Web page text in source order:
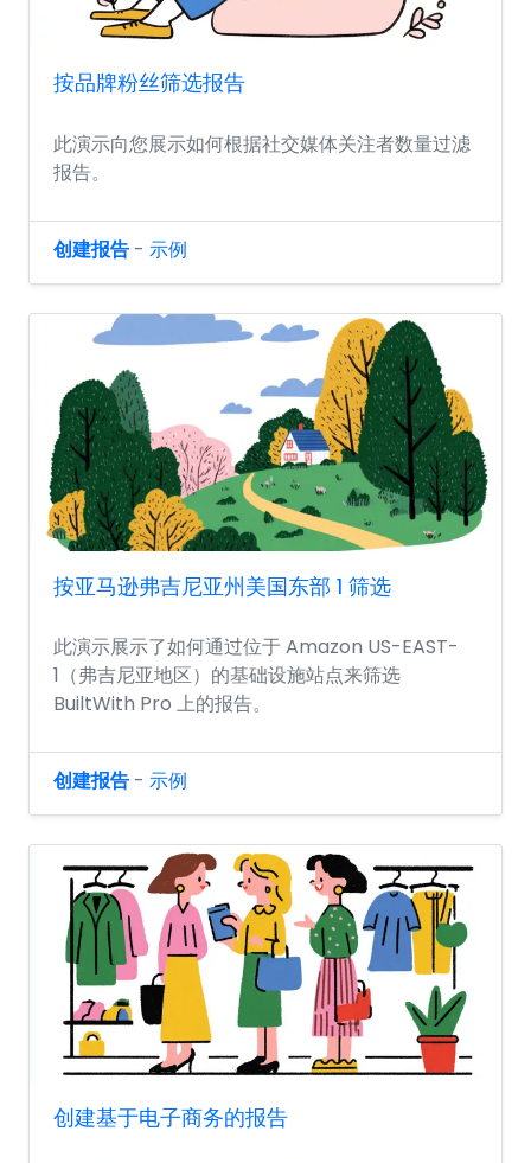
按品牌粉丝筛选报告
此演示向您展示如何根据社交媒体关注者数量过滤
报告。
创建报告 - 示例
按亚马逊弗吉尼亚州美国东部 1 筛选
此演示展示了如何通过位于 Amazon US-EAST-
1（弗吉尼亚地区）的基础设施站点来筛选
BuiltWith Pro 上的报告。
创建报告 - 示例
创建基于电子商务的报告